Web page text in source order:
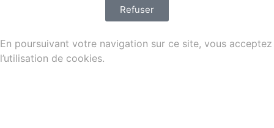
Refuser
En poursuivant votre navigation sur ce site, vous acceptez
l’utilisation de cookies.